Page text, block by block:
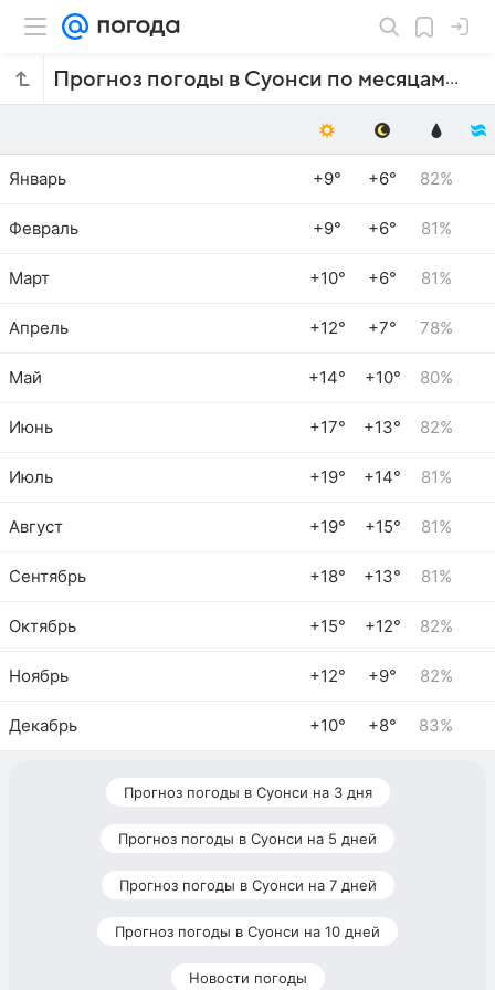
Прогноз погоды в Суонси по месяцам
Январь +9° +6° 82%
Февраль +9° +6° 81%
Март +10° +6° 81%
Апрель +12° +7° 78%
Май +14° +10° 80%
Июнь +17° +13° 82%
Июль +19° +14° 81%
Август +19° +15° 81%
Сентябрь +18° +13° 81%
Октябрь +15° +12° 82%
Ноябрь +12° +9° 82%
Декабрь +10° +8° 83%
Прогноз погоды в Суонси на 3 дня
Прогноз погоды в Суонси на 5 дней
Прогноз погоды в Суонси на 7 дней
Прогноз погоды в Суонси на 10 дней
Новости погоды